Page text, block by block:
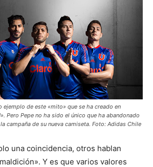
ejemplo de este «mito» que se ha creado en
Pero Pepe no ha sido el único que ha abandonado
campaña de su nueva camiseta. Foto: Adidas Chile
una coincidencia, otros hablan
Y es que varios valores